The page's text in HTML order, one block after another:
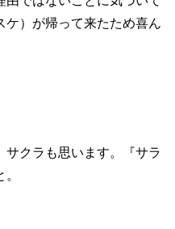
ケ）が帰って来たため喜ん
サクラも思います。『サラ